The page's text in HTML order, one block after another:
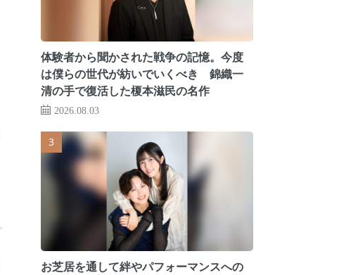
体験者から聞かされた戦争の記憶。今度
は僕らの世代が紡いでいくべき 錦織一
清の手で復活した榎本滋民の名作
2026.08.03
お芝居を通して絆やパフォーマンスへの